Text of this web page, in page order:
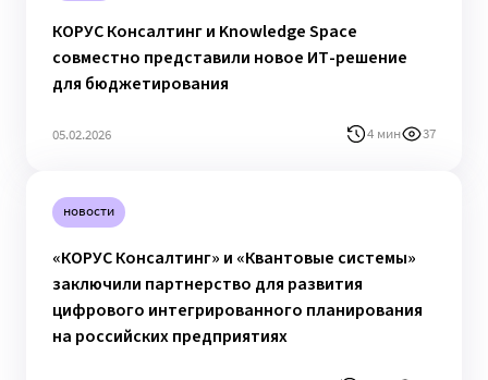
КОРУС Консалтинг и Knowledge Space
совместно представили новое ИТ-решение
для бюджетирования
05.02.2026 4 мин 37
новости
«КОРУС Консалтинг» и «Квантовые системы»
заключили партнерство для развития
цифрового интегрированного планирования
на российских предприятиях